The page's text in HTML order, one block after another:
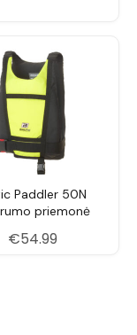
Paddler 50N
priemonė
€54.99